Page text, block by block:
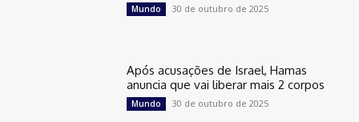
Mundo 30 de outubro de 2025
Após acusações de Israel, Hamas
anuncia que vai liberar mais 2 corpos
Mundo 30 de outubro de 2025